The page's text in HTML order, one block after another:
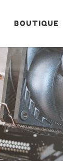
BOUTIQUE